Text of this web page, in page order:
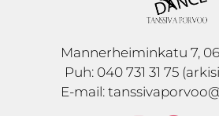
Mannerheiminkatu 7,
Puh: 040 731 31 75
E-mail: